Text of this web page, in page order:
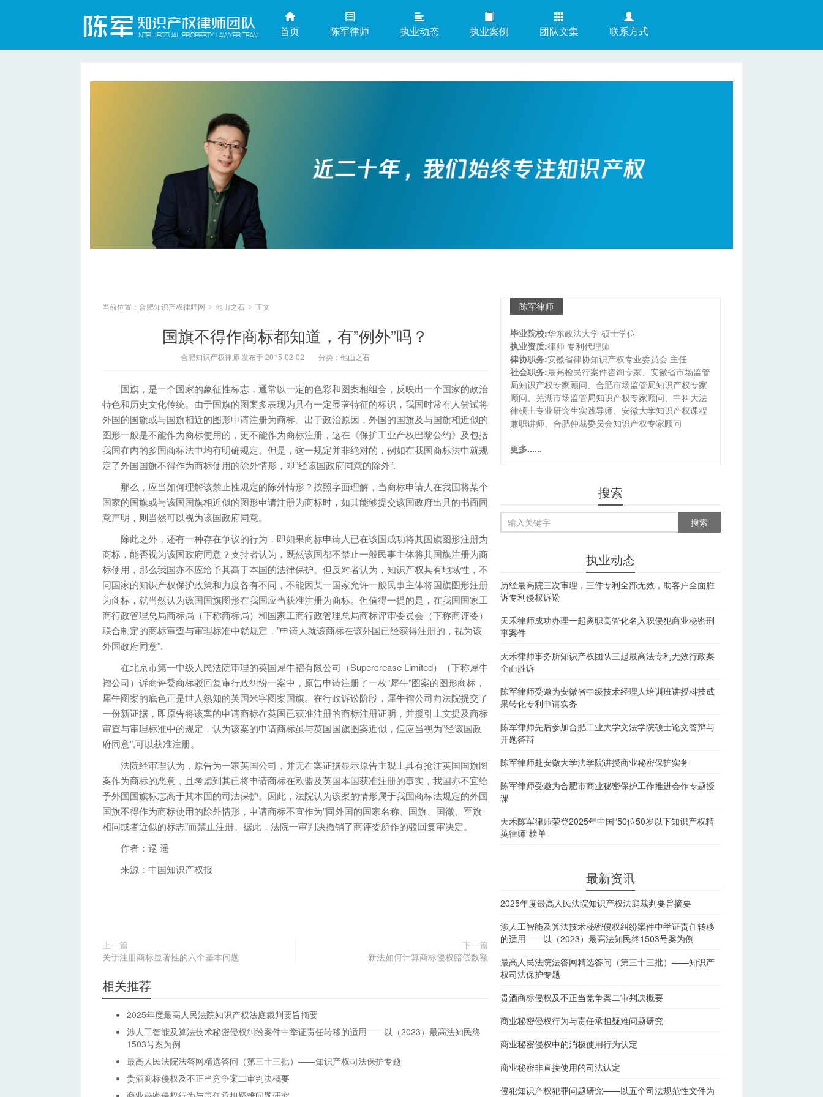
首页 陈军律师 执业动态 执业案例 团队文集 联系方式
当前位置： 合肥知识产权律师网 > 他山之石 > 正文
国旗不得作商标都知道，有”例外”吗？
合肥知识产权律师 发布于 2015-02-02 分类： 他山之石
国旗，是一个国家的象征性标志，通常以一定的色彩和图案相组合，反映出一个国家的政治
特色和历史文化传统。由于国旗的图案多表现为具有一定显著特征的标识，我国时常有人尝试将
外国的国旗或与国旗相近的图形申请注册为商标。出于政治原因，外国的国旗及与国旗相近似的
图形一般是不能作为商标使用的，更不能作为商标注册，这在《保护工业产权巴黎公约》及包括
我国在内的多国商标法中均有明确规定。但是，这一规定并非绝对的，例如在我国商标法中就规
定了外国国旗不得作为商标使用的除外情形，即”经该国政府同意的除外”.
那么，应当如何理解该禁止性规定的除外情形？按照字面理解，当商标申请人在我国将某个
国家的国旗或与该国国旗相近似的图形申请注册为商标时，如其能够提交该国政府出具的书面同
意声明，则当然可以视为该国政府同意。
除此之外，还有一种存在争议的行为，即如果商标申请人已在该国成功将其国旗图形注册为
商标，能否视为该国政府同意？支持者认为，既然该国都不禁止一般民事主体将其国旗注册为商
标使用，那么我国亦不应给予其高于本国的法律保护。但反对者认为，知识产权具有地域性，不
同国家的知识产权保护政策和力度各有不同，不能因某一国家允许一般民事主体将国旗图形注册
为商标，就当然认为该国国旗图形在我国应当获准注册为商标。但值得一提的是，在我国国家工
商行政管理总局商标局（下称商标局）和国家工商行政管理总局商标评审委员会（下称商评委）
联合制定的商标审查与审理标准中就规定，”申请人就该商标在该外国已经获得注册的，视为该
外国政府同意”.
在北京市第一中级人民法院审理的英国犀牛褶有限公司（Supercrease Limited）（下称犀牛
褶公司）诉商评委商标驳回复审行政纠纷一案中，原告申请注册了一枚”犀牛”图案的图形商标，
犀牛图案的底色正是世人熟知的英国米字图案国旗。在行政诉讼阶段，犀牛褶公司向法院提交了
一份新证据，即原告将该案的申请商标在英国已获准注册的商标注册证明，并援引上文提及商标
审查与审理标准中的规定，认为该案的申请商标虽与英国国旗图案近似，但应当视为”经该国政
府同意”,可以获准注册。
法院经审理认为，原告为一家英国公司，并无在案证据显示原告主观上具有抢注英国国旗图
案作为商标的恶意，且考虑到其已将申请商标在欧盟及英国本国获准注册的事实，我国亦不宜给
予外国国旗标志高于其本国的司法保护。因此，法院认为该案的情形属于我国商标法规定的外国
国旗不得作为商标使用的除外情形，申请商标不宜作为”同外国的国家名称、国旗、国徽、军旗
相同或者近似的标志”而禁止注册。据此，法院一审判决撤销了商评委所作的驳回复审决定。
作者：逯 遥
来源：中国知识产权报
上一篇
关于注册商标显著性的六个基本问题
下一篇
新法如何计算商标侵权赔偿数额
相关推荐
2025年度最高人民法院知识产权法庭裁判要旨摘要
涉人工智能及算法技术秘密侵权纠纷案件中举证责任转移的适用——以（2023）最高法知民终
1503号案为例
最高人民法院法答网精选答问（第三十三批）——知识产权司法保护专题
贵酒商标侵权及不正当竞争案二审判决概要
陈军律师
毕业院校:华东政法大学 硕士学位
执业资质:律师 专利代理师
律协职务:安徽省律协知识产权专业委员会 主任
社会职务:最高检民行案件咨询专家、安徽省市场监管
局知识产权专家顾问、合肥市场监管局知识产权专家
顾问、芜湖市场监管局知识产权专家顾问、中科大法
律硕士专业研究生实践导师、安徽大学知识产权课程
兼职讲师、合肥仲裁委员会知识产权专家顾问
更多......
搜索
执业动态
历经最高院三次审理，三件专利全部无效，助客户全面胜
诉专利侵权诉讼
天禾律师成功办理一起离职高管化名入职侵犯商业秘密刑
事案件
天禾律师事务所知识产权团队三起最高法专利无效行政案
全面胜诉
陈军律师受邀为安徽省中级技术经理人培训班讲授科技成
果转化专利申请实务
陈军律师先后参加合肥工业大学文法学院硕士论文答辩与
开题答辩
陈军律师赴安徽大学法学院讲授商业秘密保护实务
陈军律师受邀为合肥市商业秘密保护工作推进会作专题授
课
天禾陈军律师荣登2025年中国“50位50岁以下知识产权精
英律师”榜单
最新资讯
2025年度最高人民法院知识产权法庭裁判要旨摘要
涉人工智能及算法技术秘密侵权纠纷案件中举证责任转移
的适用——以（2023）最高法知民终1503号案为例
最高人民法院法答网精选答问（第三十三批）——知识产
权司法保护专题
贵酒商标侵权及不正当竞争案二审判决概要
商业秘密侵权行为与责任承担疑难问题研究
商业秘密侵权中的消极使用行为认定
商业秘密非直接使用的司法认定
侵犯知识产权犯罪问题研究——以五个司法规范性文件为